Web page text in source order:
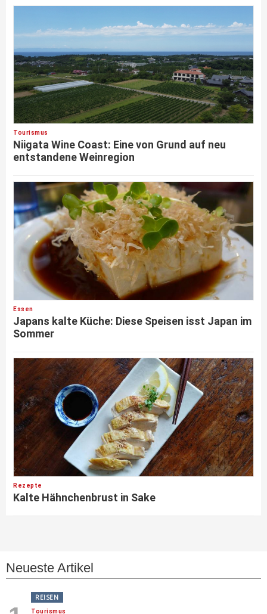
Tourismus
Niigata Wine Coast: Eine von Grund auf neu
entstandene Weinregion
Essen
Japans kalte Küche: Diese Speisen isst Japan im
Sommer
Rezepte
Kalte Hähnchenbrust in Sake
Neueste Artikel
REISEN
Tourismus